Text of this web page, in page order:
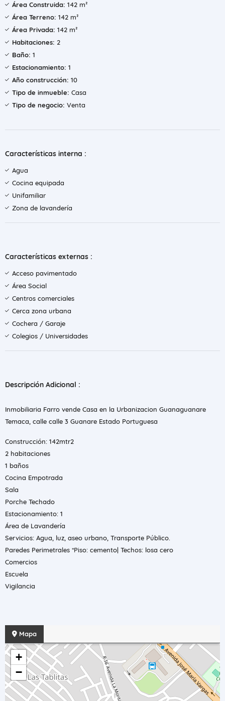
Área Construida: 142 m²
Área Terreno: 142 m²
Área Privada: 142 m²
Habitaciones: 2
Baño: 1
Estacionamiento: 1
Año construcción: 10
Tipo de inmueble: Casa
Tipo de negocio: Venta
Características interna :
Agua
Cocina equipada
Unifamiliar
Zona de lavandería
Características externas :
Acceso pavimentado
Área Social
Centros comerciales
Cerca zona urbana
Cochera / Garaje
Colegios / Universidades
Descripción Adicional :
Inmobiliaria Farro vende Casa en la Urbanizacion Guanaguanare
Temaca, calle calle 3 Guanare Estado Portuguesa
Construcción: 142mtr2
2 habitaciones
1 baños
Cocina Empotrada
Sala
Porche Techado
Estacionamiento: 1
Área de Lavandería
Servicios: Agua, luz, aseo urbano, Transporte Público.
Paredes Perimetrales *Piso: cemento| Techos: losa cero
Comercios
Escuela
Vigilancia
Mapa
+
−